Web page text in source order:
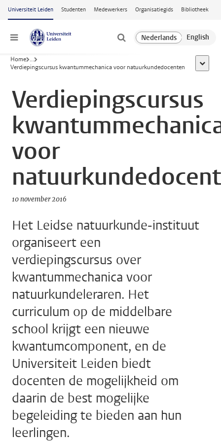
Ga naar hoofdinhoud
Universiteit Leiden Studenten Medewerkers Organisatiegids Bibliotheek
Menu
Home ...
Verdiepingscursus kwantummechanica voor natuurkundedocenten
toon
Verdiepingscursus
voor
10 november 2016
Het Leidse natuurkunde-instituut
organiseert een
verdiepingscursus over
kwantummechanica voor
natuurkundeleraren. Het
curriculum op de middelbare
school krijgt een nieuwe
kwantumcomponent, en de
Universiteit Leiden biedt
docenten de mogelijkheid om
daarin de best mogelijke
begeleiding te bieden aan hun
leerlingen.